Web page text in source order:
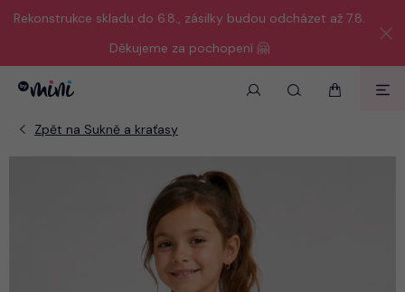
Rekonstrukce skladu do 6.8., zásilky budou odcházet až 7.8.
Děkujeme za pochopení 🤗